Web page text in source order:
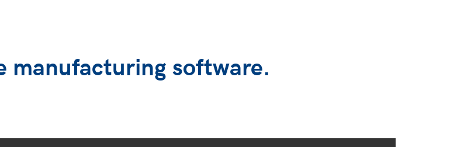
manufacturing software.